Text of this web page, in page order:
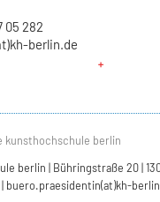
05 282
berlin.de
kunsthochschule berlin
berlin | Bühringstraße 20 |
buero.praesidentin(at)kh-